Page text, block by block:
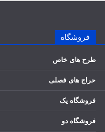
فروشگاه
طرح های خاص
حراج های فصلی
فروشگاه یک
فروشگاه دو